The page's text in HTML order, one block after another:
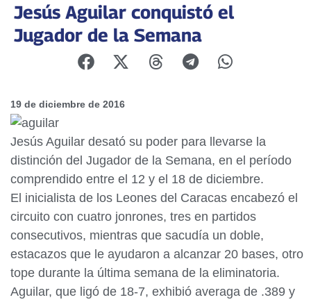
Jesús Aguilar conquistó el
Jugador de la Semana
19 de diciembre de 2016
Jesús Aguilar desató su poder para llevarse la
distinción del Jugador de la Semana, en el período
comprendido entre el 12 y el 18 de diciembre.
El inicialista de los Leones del Caracas encabezó el
circuito con cuatro jonrones, tres en partidos
consecutivos, mientras que sacudía un doble,
estacazos que le ayudaron a alcanzar 20 bases, otro
tope durante la última semana de la eliminatoria.
Aguilar, que ligó de 18-7, exhibió averaga de .389 y